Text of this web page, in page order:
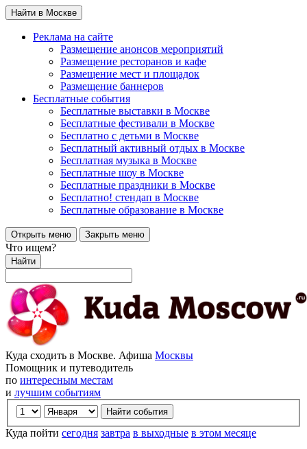
Найти в Москве
Реклама на сайте
Размещение анонсов мероприятий
Размещение ресторанов и кафе
Размещение мест и площадок
Размещение баннеров
Бесплатные события
Бесплатные выставки в Москве
Бесплатные фестивали в Москве
Бесплатно с детьми в Москве
Бесплатный активный отдых в Москве
Бесплатная музыка в Москве
Бесплатные шоу в Москве
Бесплатные праздники в Москве
Бесплатно! стендап в Москве
Бесплатные образование в Москве
Открыть меню Закрыть меню
Что ищем?
Найти
Куда сходить в Москве. Афиша Москвы
Помощник и путеводитель
по интересным местам
и лучшим событиям
Куда пойти сегодня завтра в выходные в этом месяце